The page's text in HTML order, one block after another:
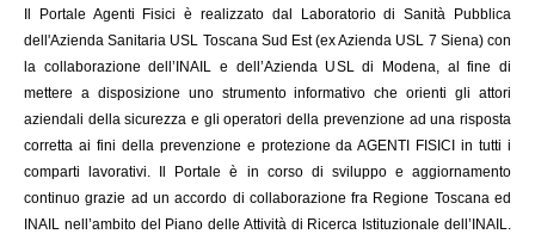
Portale Agenti Fisici è realizzato dal Laboratorio di Sanità Pubblica
dell'Azienda Sanitaria USL Toscana Sud Est (ex Azienda USL 7 Siena) con
la collaborazione dell’INAIL e dell’Azienda USL di Modena, al fine di
mettere a disposizione uno strumento informativo che orienti gli attori
aziendali della sicurezza e gli operatori della prevenzione ad una risposta
corretta ai fini della prevenzione e protezione da AGENTI FISICI in tutti i
comparti lavorativi. Il Portale è in corso di sviluppo e aggiornamento
continuo grazie ad un accordo di collaborazione fra Regione Toscana ed
INAIL nell’ambito del Piano delle Attività di Ricerca Istituzionale dell’INAIL.